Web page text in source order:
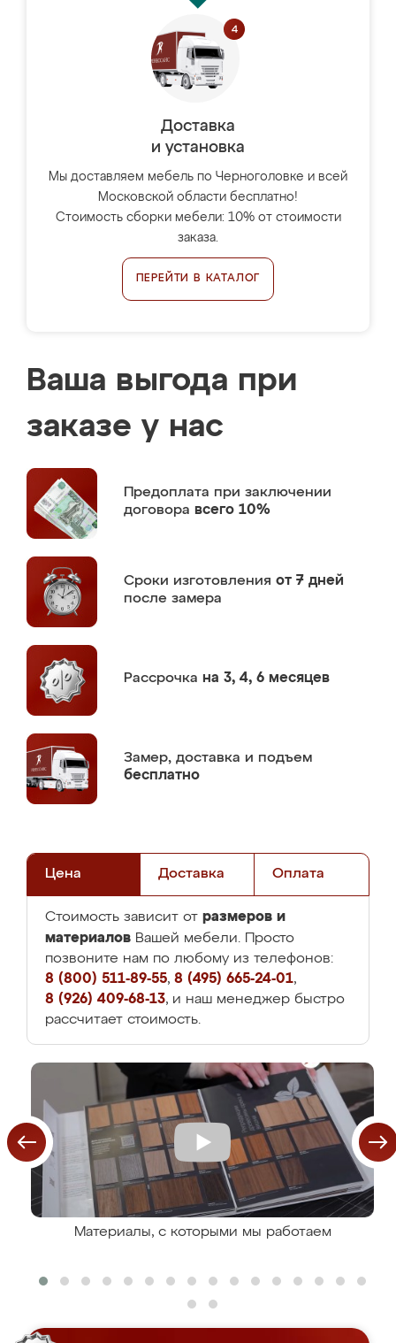
Доставка
и установка
Мы доставляем мебель по Черноголовке и всей
Московской области бесплатно!
Стоимость сборки мебели: 10% от стоимости
заказа.
ПЕРЕЙТИ В КАТАЛОГ
Ваша выгода при
заказе у нас
Предоплата при заключении
договора всего 10%
Сроки изготовления от 7 дней
после замера
Рассрочка на 3, 4, 6 месяцев
Замер, доставка и подъем
бесплатно
Цена Доставка Оплата
Стоимость зависит от размеров и
материалов Вашей мебели. Просто
позвоните нам по любому из телефонов:
8 (800) 511-89-55, 8 (495) 665-24-01,
8 (926) 409-68-13, и наш менеджер быстро
рассчитает стоимость.
Материалы, с которыми мы работаем